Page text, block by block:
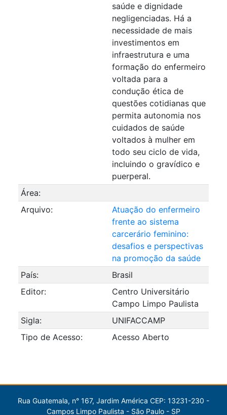
saúde e dignidade
negligenciadas. Há a
necessidade de mais
investimentos em
infraestrutura e uma
formação do enfermeiro
voltada para a
condução ética de
questões cotidianas que
permita autonomia nos
cuidados de saúde
voltados à mulher em
todo seu ciclo de vida,
incluindo o gravídico e
puerperal.
Área:
Arquivo:
Atuação do enfermeiro
frente ao sistema
carcerário feminino:
desafios e perspectivas
na promoção da saúde
País:
Brasil
Editor:
Centro Universitário
Campo Limpo Paulista
Sigla:
UNIFACCAMP
Tipo de Acesso:
Acesso Aberto
Rua Guatemala, n° 167, Jardim América CEP: 13231-230 -
Campos Limpo Paulista - São Paulo - SP